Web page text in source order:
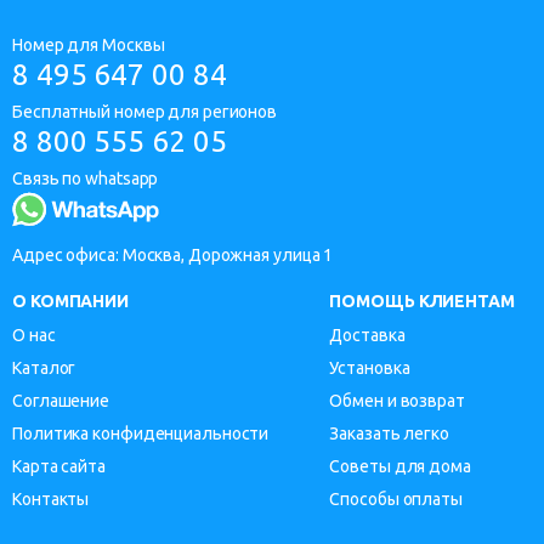
Номер для Москвы
8 495 647 00 84
Бесплатный номер для регионов
8 800 555 62 05
Связь по whatsapp
Адрес офиса: Москва, Дорожная улица 1
О КОМПАНИИ
О нас
Каталог
Соглашение
Политика конфиденциальности
Карта сайта
Контакты
ПОМОЩЬ КЛИЕНТАМ
Доставка
Установка
Обмен и возврат
Заказать легко
Советы для дома
Способы оплаты